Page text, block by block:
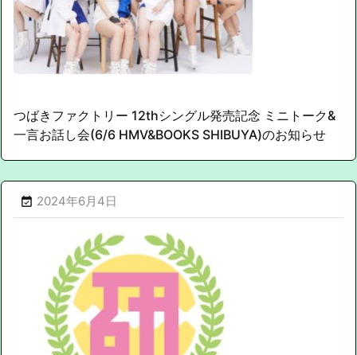
つばきファクトリー 12thシングル発売記念 ミニトーク&
一言お話し会(6/6 HMV&BOOKS SHIBUYA)のお知らせ
 2024年6月4日